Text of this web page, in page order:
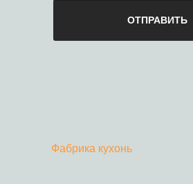
ОТПРАВИТЬ
Фабрика кухонь